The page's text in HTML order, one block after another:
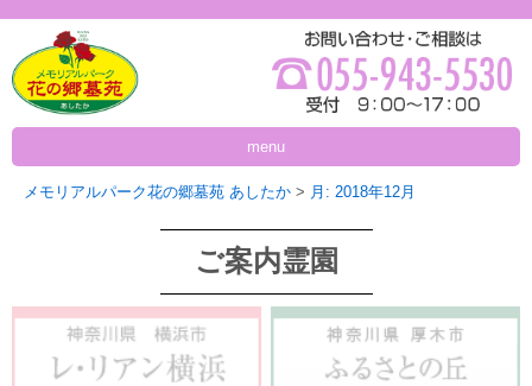
menu
メモリアルパーク花の郷墓苑 あしたか > 月: 2018年12月
ご案内霊園